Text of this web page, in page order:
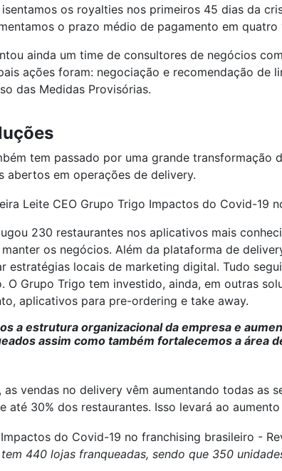
os royalties nos primeiros 45 dias da
o prazo médio de pagamento em
ainda um time de consultores de negócios
ações foram: negociação e recomendação
das Medidas Provisórias.
tem passado por uma grande
abertos em operações de delivery.
230 restaurantes nos aplicativos mais
os negócios. Além da plataforma de
estratégias locais de marketing digital. Tudo
O Grupo Trigo tem investido, ainda, em outras
aplicativos para pre-ordering e take away.
a estrutura organizacional da empresa e
assim como também fortalecemos a área
as vendas no delivery vêm aumentando todas as
até 30% dos restaurantes. Isso levará ao
440 lojas franqueadas, sendo que 350